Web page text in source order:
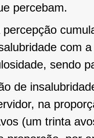
percebam.
percepção
com
sendo
de
na
(um trinta